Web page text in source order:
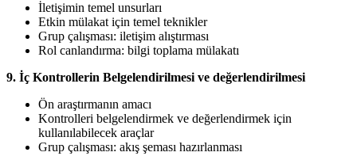
İletişimin temel unsurları
Etkin mülakat için temel teknikler
Grup çalışması: iletişim alıştırması
Rol canlandırma: bilgi toplama mülakatı
9. İç Kontrollerin Belgelendirilmesi ve değerlendirilmesi
Ön araştırmanın amacı
Kontrolleri belgelendirmek ve değerlendirmek için
kullanılabilecek araçlar
Grup çalışması: akış şeması hazırlanması